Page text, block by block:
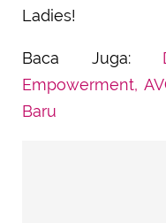
Ladies!
Baca Juga:
Empowerment,
Baru